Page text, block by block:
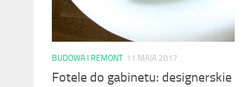
BUDOWA I REMONT 11 MAJA 2017
Fotele do gabinetu: designerskie